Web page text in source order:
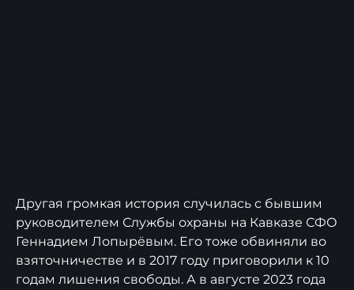
Другая громкая история случилась с бывшим
руководителем Службы охраны на Кавказе СФО
Геннадием Лопырёвым. Его тоже обвиняли во
взяточничестве и в 2017 году приговорили к 10
годам лишения свободы. А в августе 2023 года